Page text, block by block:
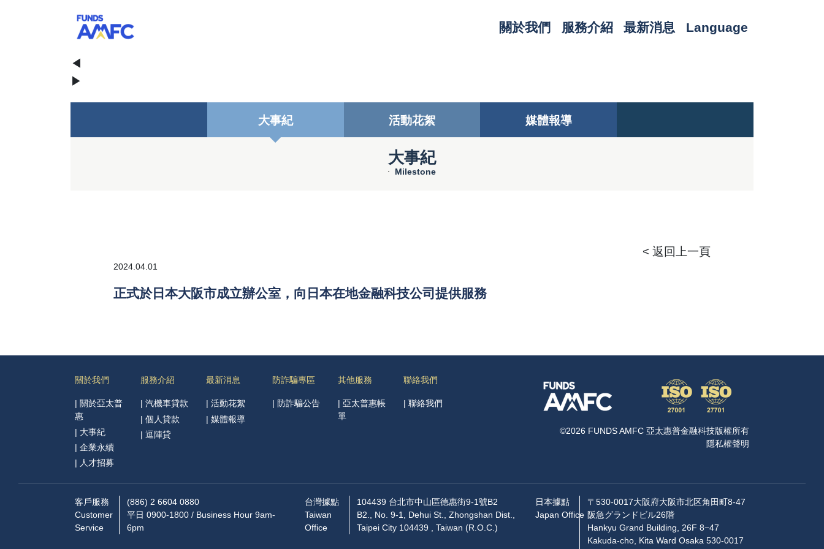
關於我們 服務介紹 最新消息 Language
◀
▶
大事紀 活動花絮 媒體報導
大事紀
Milestone
< 返回上一頁
2024.04.01
正式於日本大阪市成立辦公室，向日本在地金融科技公司提供服務
關於我們
| 關於亞太普
惠
| 大事紀
| 企業永續
| 人才招募
服務介紹
|汽機車貸款
|個人貸款
|逗陣貸
最新消息
|活動花絮
|媒體報導
防詐騙專區
| 防詐騙公告
其他服務
| 亞太普惠帳
單
聯絡我們
|聯絡我們
©2026 FUNDS AMFC 亞太惠普金融科技版權所有
隱私權聲明
客戶服務
Customer
Service
(886) 2 6604 0880
平日 0900-1800 / Business Hour 9am-
6pm
台灣據點
Taiwan
Office
104439 台北市中山區德惠街9-1號B2
B2., No. 9-1, Dehui St., Zhongshan Dist.,
Taipei City 104439 , Taiwan (R.O.C.)
日本據點
Japan Office
〒530-0017大阪府大阪市北区角田町8-47
阪急グランドビル26階
Hankyu Grand Building, 26F 8−47
Kakuda-cho, Kita Ward Osaka 530-0017